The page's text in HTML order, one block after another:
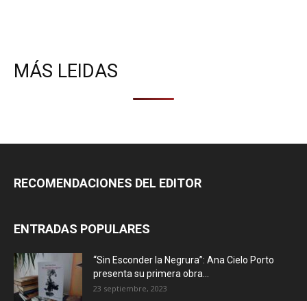
MÁS LEIDAS
RECOMENDACIONES DEL EDITOR
ENTRADAS POPULARES
“Sin Esconder la Negrura”: Ana Cielo Porto
presenta su primera obra...
23 septiembre, 2023